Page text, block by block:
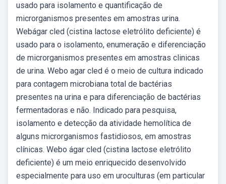
usado para isolamento e quantificação de
microrganismos presentes em amostras urina.
Webágar cled (cistina lactose eletrólito deficiente) é
usado para o isolamento, enumeração e diferenciação
de microrganismos presentes em amostras clinicas
de urina. Webo agar cled é o meio de cultura indicado
para contagem microbiana total de bactérias
presentes na urina e para diferenciação de bactérias
fermentadoras e não. Indicado para pesquisa,
isolamento e detecção da atividade hemolítica de
alguns microrganismos fastidiosos, em amostras
clínicas. Webo ágar cled (cistina lactose eletrólito
deficiente) é um meio enriquecido desenvolvido
especialmente para uso em uroculturas (em particular